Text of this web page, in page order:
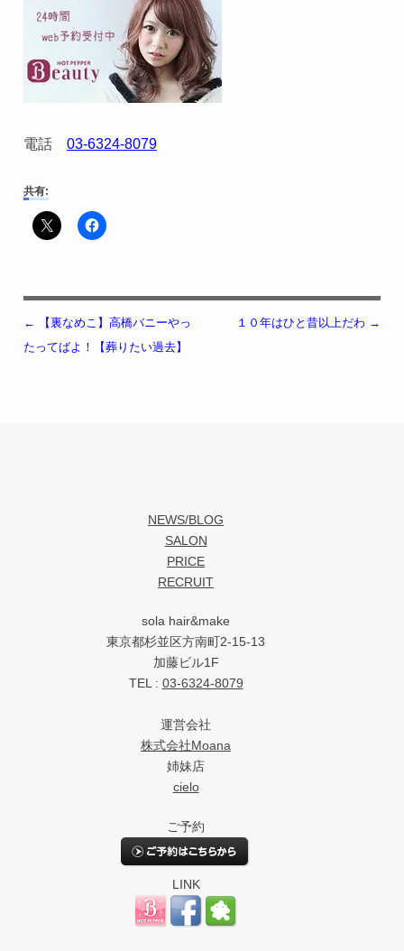
電話03-6324-8079
共有:
投稿ナビゲーション
←
【裏なめこ】高橋バニーやっ
たってばよ！【葬りたい過去】
１０年はひと昔以上だわ →
NEWS/BLOG
SALON
PRICE
RECRUIT
sola hair&make
東京都杉並区方南町2-15-13
加藤ビル1F
TEL : 03-6324-8079
運営会社
株式会社Moana
姉妹店
cielo
ご予約
LINK